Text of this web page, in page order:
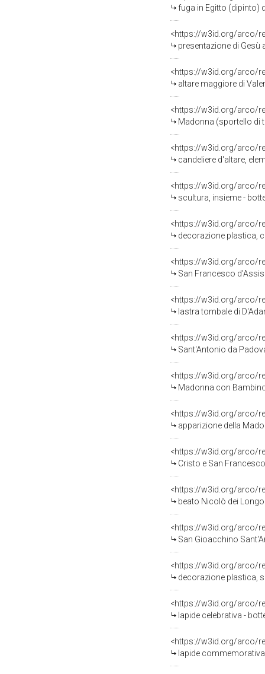
fuga in Egitto (dipinto)
<https://w3id.org/arco/
presentazione di Gesù
<https://w3id.org/arco/
altare maggiore di
<https://w3id.org/arco/
Madonna (sportello di
<https://w3id.org/arco/
candeliere d'altare,
<https://w3id.org/arco/
scultura, insieme -
<https://w3id.org/arco/
decorazione plastica,
<https://w3id.org/arco/
San Francesco
<https://w3id.org/arco/
lastra tombale di
<https://w3id.org/arco/
Sant'Antonio da
<https://w3id.org/arco/
Madonna con
<https://w3id.org/arco/
apparizione della
<https://w3id.org/arco/
Cristo e San
<https://w3id.org/arco/
beato Nicolò dei
<https://w3id.org/arco/
San Gioacchino
<https://w3id.org/arco/
decorazione plastica,
<https://w3id.org/arco/
lapide celebrativa -
<https://w3id.org/arco/
lapide